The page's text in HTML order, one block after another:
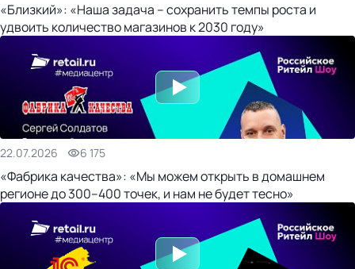
«Близкий»: «Наша задача – сохранить темпы роста и
удвоить количество магазинов к 2030 году»
22.07.2026 6 175
«Фабрика качества»: «Мы можем открыть в домашнем
регионе до 300–400 точек, и нам не будет тесно»